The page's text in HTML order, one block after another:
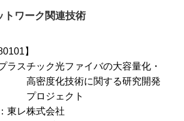
トワーク関連技術
】
ラスチック光ファイバの大容量化・
高密度化技術に関する研究開発
プロジェクト
東レ株式会社